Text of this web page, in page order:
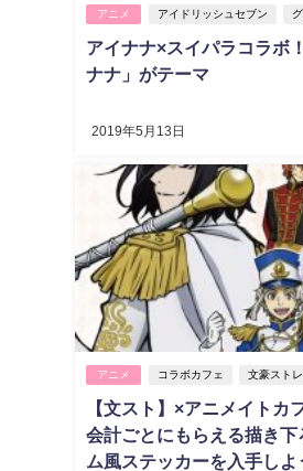
アニメ アイドリッシュセブン
アイナナ×スイパラコラボ
ナナ」がテーマ
2019年5月13日
アニメ コラボカフェ 文豪スト
【文スト】×アニメイトカ
会計ごとにもらえる描き
ム風ステッカーを入手し